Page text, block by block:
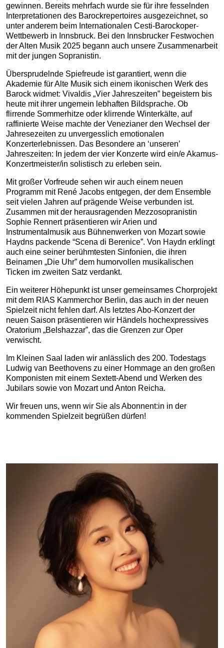
gewinnen. Bereits mehrfach wurde sie für ihre fesselnden
Interpretationen des Barockrepertoires ausgezeichnet, so
unter anderem beim Internationalen Cesti-Barockoper-
Wettbewerb in Innsbruck. Bei den Innsbrucker Festwochen
der Alten Musik 2025 begann auch unsere Zusammenarbeit
mit der jungen Sopranistin.
Übersprudelnde Spiefreude ist garantiert, wenn die
Akademie für Alte Musik sich einem ikonischen Werk des
Barock widmet: Vivaldis „Vier Jahreszeiten” begeistern bis
heute mit ihrer ungemein lebhaften Bildsprache. Ob
flirrende Sommerhitze oder klirrende Winterkälte, auf
raffinierte Weise machte der Venezianer den Wechsel der
Jahresezeiten zu unvergesslich emotionalen
Konzerterlebnissen. Das Besondere an ‘unseren’
Jahreszeiten: In jedem der vier Konzerte wird ein/e Akamus-
Konzertmeister/in solistisch zu erleben sein.
Mit großer Vorfreude sehen wir auch einem neuen
Programm mit René Jacobs entgegen, der dem Ensemble
seit vielen Jahren auf prägende Weise verbunden ist.
Zusammen mit der herausragenden Mezzosopranistin
Sophie Rennert präsentieren wir Arien und
Instrumentalmusik aus Bühnenwerken von Mozart sowie
Haydns packende “Scena di Berenice”. Von Haydn erklingt
auch eine seiner berühmtesten Sinfonien, die ihren
Beinamen „Die Uhr” dem humorvollen musikalischen
Ticken im zweiten Satz verdankt.
Ein weiterer Höhepunkt ist unser gemeinsames Chorprojekt
mit dem RIAS Kammerchor Berlin, das auch in der neuen
Spielzeit nicht fehlen darf. Als letztes Abo-Konzert der
neuen Saison präsentieren wir Händels hochexpressives
Oratorium „Belshazzar”, das die Grenzen zur Oper
verwischt.
Im Kleinen Saal laden wir anlässlich des 200. Todestags
Ludwig van Beethovens zu einer Hommage an den großen
Komponisten mit einem Sextett-Abend und Werken des
Jubilars sowie von Mozart und Anton Reicha.
Wir freuen uns, wenn wir Sie als Abonnent:in in der
kommenden Spielzeit begrüßen dürfen!